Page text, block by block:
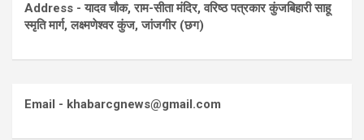
Address - यादव चौक, राम-सीता मंदिर, वरिष्ठ पत्रकार कुंजबिहारी साहू
स्मृति मार्ग, लक्ष्मणेश्वर कुंज, जांजगीर (छग)
Email - khabarcgnews@gmail.com